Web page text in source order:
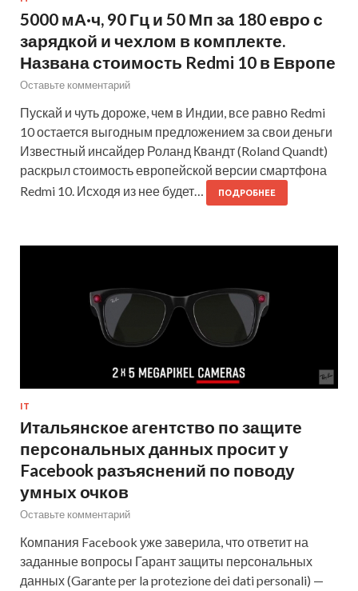
5000 мА·ч, 90 Гц и 50 Мп за 180 евро с
зарядкой и чехлом в комплекте.
Названа стоимость Redmi 10 в Европе
Оставьте комментарий
Пускай и чуть дороже, чем в Индии, все равно Redmi
10 остается выгодным предложением за свои деньги
Известный инсайдер Роланд Квандт (Roland Quandt)
раскрыл стоимость европейской версии смартфона
Redmi 10. Исходя из нее будет…
ПОДРОБНЕЕ
IT
Итальянское агентство по защите
персональных данных просит у
Facebook разъяснений по поводу
умных очков
Оставьте комментарий
Компания Facebook уже заверила, что ответит на
заданные вопросы Гарант защиты персональных
данных (Garante per la protezione dei dati personali) —